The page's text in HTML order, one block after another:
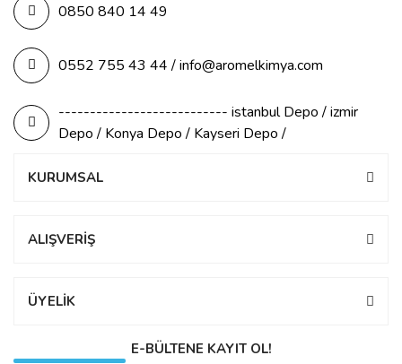
0850 840 14 49
0552 755 43 44 / info@aromelkimya.com
--------------------------- istanbul Depo / izmir
Depo / Konya Depo / Kayseri Depo /
KURUMSAL
ALIŞVERİŞ
ÜYELİK
E-BÜLTENE KAYIT OL!